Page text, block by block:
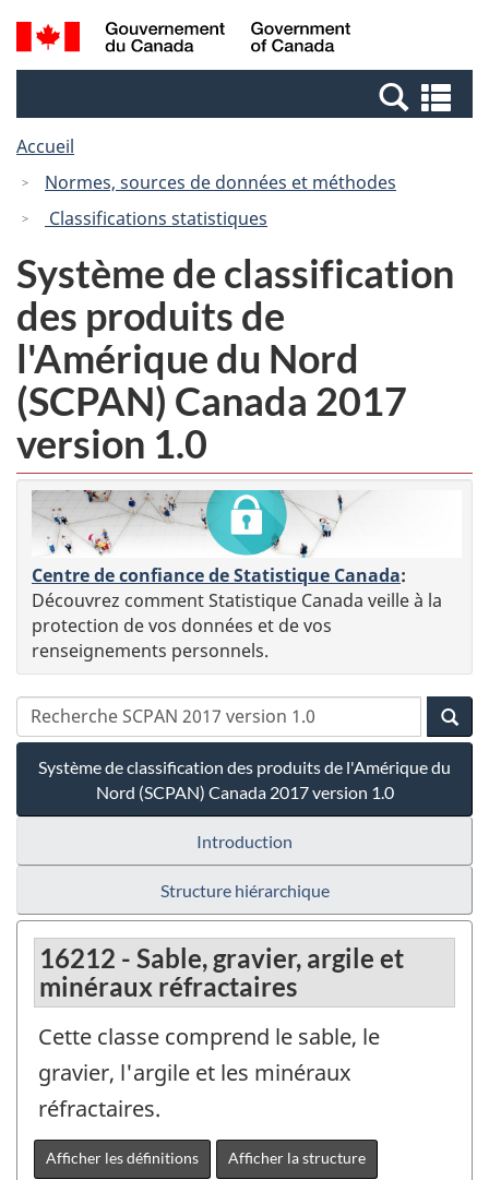
Passer
au
Passer
à
Canada
Recherche
et
et
Accueil
Normes, sources de données et méthodes
Classifications statistiques
Système de classification
des produits de
l'Amérique du Nord
(SCPAN) Canada 2017
version 1.0
Centre de confiance de Statistique Canada:
Découvrez comment Statistique Canada veille à la
protection de vos données et de vos
renseignements personnels.
Système de classification des produits de l'Amérique du
Nord (SCPAN) Canada 2017 version 1.0
Introduction
Structure hiérarchique
16212 - Sable, gravier, argile et
minéraux réfractaires
Cette classe comprend le sable, le
gravier, l'argile et les minéraux
réfractaires.
Afficher les définitions Afficher la structure